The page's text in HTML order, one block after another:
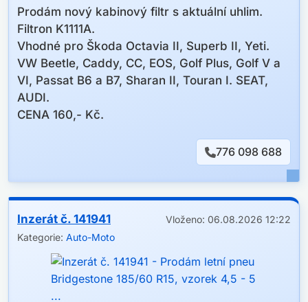
Prodám nový kabinový filtr s aktuální uhlim.
Filtron K1111A.
Vhodné pro Škoda Octavia II, Superb II, Yeti.
VW Beetle, Caddy, CC, EOS, Golf Plus, Golf V a
VI, Passat B6 a B7, Sharan II, Touran I. SEAT,
AUDI.
CENA 160,- Kč.
776 098 688
Inzerát č. 141941
Vloženo: 06.08.2026 12:22
Kategorie: Auto-Moto